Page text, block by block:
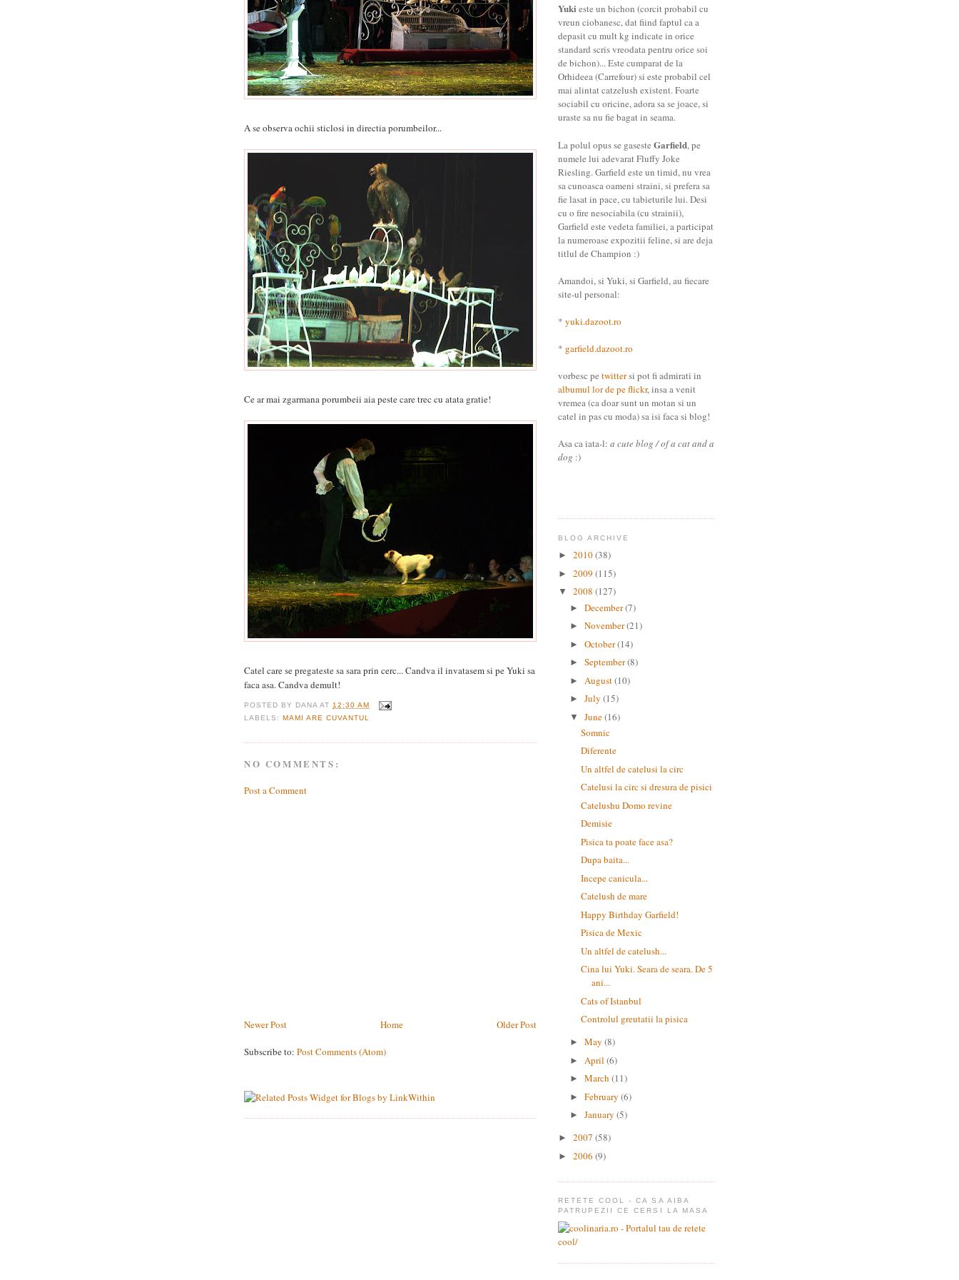
A se observa ochii sticlosi in directia porumbeilor...
Ce ar mai zgarmana porumbeii aia peste care trec cu atata gratie!
Catel care se pregateste sa sara prin cerc... Candva il invatasem si pe Yuki sa
faca asa. Candva demult!
POSTED BY DANA AT12:30 AM
LABELS:MAMI ARE CUVANTUL
NO COMMENTS:
Post a Comment
Newer Post Older Post
Home
Subscribe to: Post Comments (Atom)
Yuki este un bichon (corcit probabil cu
vreun ciobanesc, dat fiind faptul ca a
depasit cu mult kg indicate in orice
standard scris vreodata pentru orice soi
de bichon)... Este cumparat de la
Orhideea (Carrefour) si este probabil cel
mai alintat catzelush existent. Foarte
sociabil cu oricine, adora sa se joace, si
uraste sa nu fie bagat in seama.
La polul opus se gaseste Garfield, pe
numele lui adevarat Fluffy Joke
Riesling. Garfield este un timid, nu vrea
sa cunoasca oameni straini, si prefera sa
fie lasat in pace, cu tabieturile lui. Desi
cu o fire nesociabila (cu strainii),
Garfield este vedeta familiei, a participat
la numeroase expozitii feline, si are deja
titlul de Champion :)
Amandoi, si Yuki, si Garfield, au fiecare
site-ul personal:
* yuki.dazoot.ro
* garfield.dazoot.ro
vorbesc pe twittersi pot fi admirati in
albumul lor de pe flickr, insa a venit
vremea (ca doar sunt un motan si un
catel in pas cu moda) sa isi faca si blog!
Asa ca iata-l: a cute blog / of a cat and a
dog :)
BLOG ARCHIVE
► 2010(38)
► 2009 (115)
▼ 2008 (127)
► December(7)
► November(21)
► October(14)
► September(8)
► August(10)
► July (15)
▼ June(16)
Somnic
Diferente
Un altfel de catelusi la circ
Catelusi la circ si dresura de pisici
Catelushu Domo revine
Demisie
Pisica ta poate face asa?
Dupa baita...
Incepe canicula...
Catelush de mare
Happy Birthday Garfield!
Pisica de Mexic
Un altfel de catelush...
Cina lui Yuki. Seara de seara. De 5
ani...
Cats of Istanbul
Controlul greutatii la pisica
► May (8)
► April (6)
► March (11)
► February (6)
► January (5)
► 2007 (58)
► 2006 (9)
RETETE COOL - CA SA AIBA
PATRUPEZII CE CERSI LA MASA